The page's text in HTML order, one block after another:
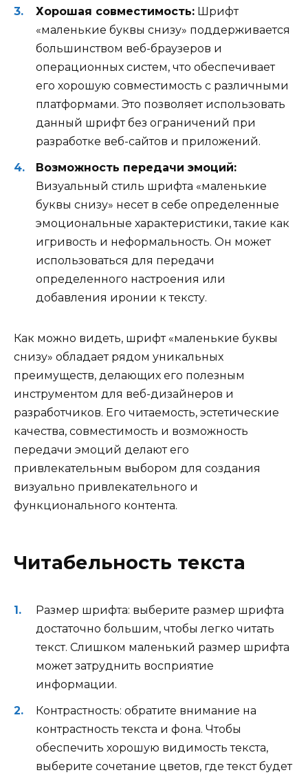
Хорошая совместимость: Шрифт
«маленькие буквы снизу» поддерживается
большинством веб-браузеров и
операционных систем, что обеспечивает
его хорошую совместимость с различными
платформами. Это позволяет использовать
данный шрифт без ограничений при
разработке веб-сайтов и приложений.
Возможность передачи эмоций:
Визуальный стиль шрифта «маленькие
буквы снизу» несет в себе определенные
эмоциональные характеристики, такие как
игривость и неформальность. Он может
использоваться для передачи
определенного настроения или
добавления иронии к тексту.
Как можно видеть, шрифт «маленькие буквы
снизу» обладает рядом уникальных
преимуществ, делающих его полезным
инструментом для веб-дизайнеров и
разработчиков. Его читаемость, эстетические
качества, совместимость и возможность
передачи эмоций делают его
привлекательным выбором для создания
визуально привлекательного и
функционального контента.
Читабельность текста
Размер шрифта: выберите размер шрифта
достаточно большим, чтобы легко читать
текст. Слишком маленький размер шрифта
может затруднить восприятие
информации.
Контрастность: обратите внимание на
контрастность текста и фона. Чтобы
обеспечить хорошую видимость текста,
выберите сочетание цветов, где текст будет